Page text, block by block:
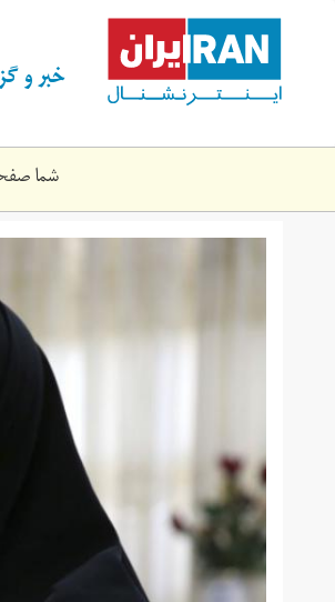
content خبر و
شما
faezeh-
hashemi-
1400-
32.jpg